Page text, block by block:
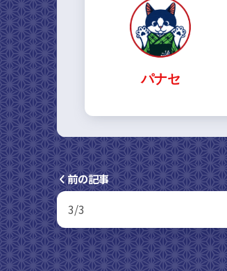
パナセ
前の記事
3/3